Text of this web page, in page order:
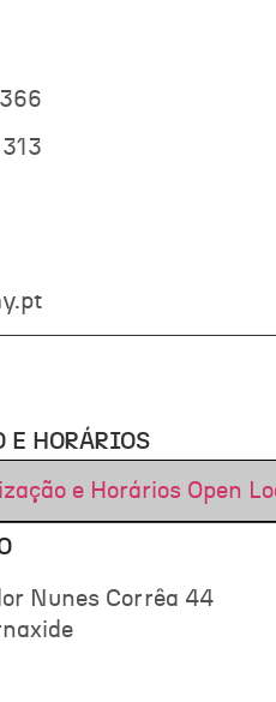
E HORÁRIOS
e Horários Open
Nunes Corrêa 44